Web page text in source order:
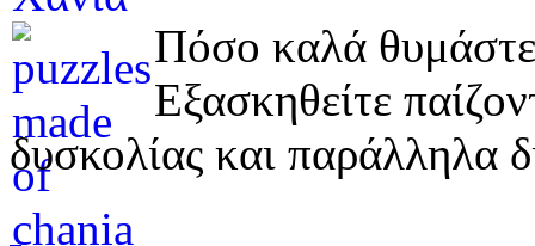
Πόσο καλά
Εξασκηθείτε
δυσκολίας και παράλληλα